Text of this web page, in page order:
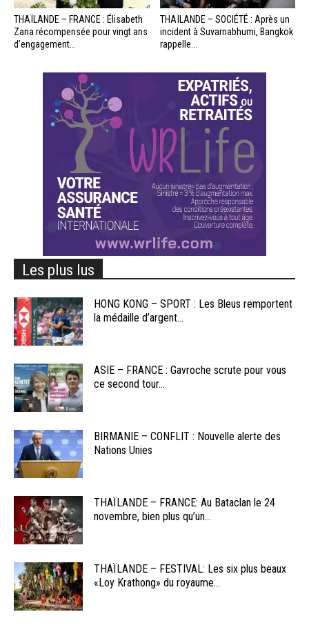
THAÏLANDE – FRANCE : Élisabeth
Zana récompensée pour vingt ans
d’engagement...
THAÏLANDE – SOCIÉTÉ : Après un
incident à Suvarnabhumi, Bangkok
rappelle...
Les plus lus
HONG KONG – SPORT : Les Bleus remportent
la médaille d’argent...
ASIE – FRANCE : Gavroche scrute pour vous
ce second tour...
BIRMANIE – CONFLIT : Nouvelle alerte des
Nations Unies
THAÏLANDE – FRANCE: Au Bataclan le 24
novembre, bien plus qu’un...
THAÏLANDE – FESTIVAL: Les six plus beaux
«Loy Krathong» du royaume...